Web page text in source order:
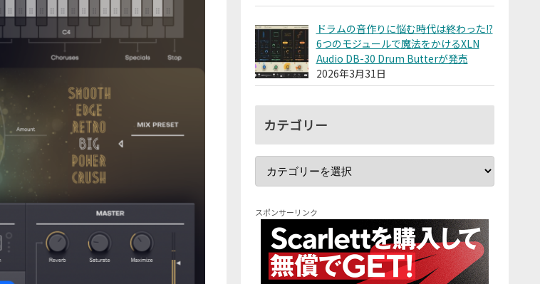
ドラムの音作りに悩む時代は終わった!?
6つのモジュールで魔法をかけるXLN
Audio DB-30 Drum Butterが発売
2026年3月31日
カテゴリー
スポンサーリンク